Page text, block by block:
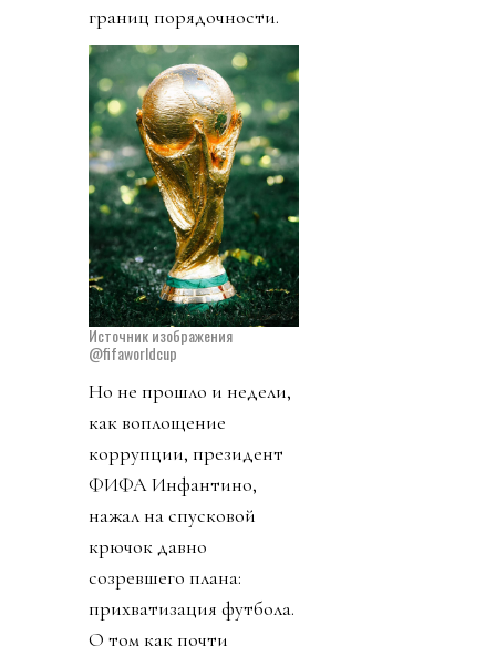
границ порядочности.
Источник изображения
@fifaworldcup
Но не прошло и недели,
как воплощение
коррупции, президент
ФИФА Инфантино,
нажал на спусковой
крючок давно
созревшего плана:
прихватизация футбола.
О том как почти